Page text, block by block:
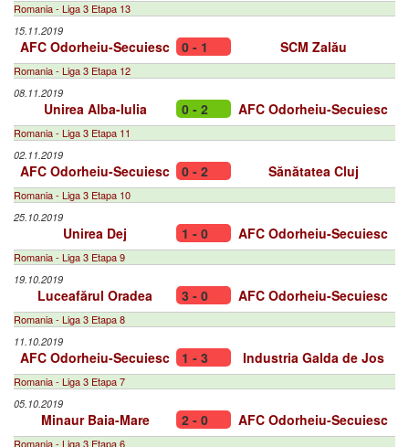
Romania - Liga 3 Etapa 13
15.11.2019
AFC Odorheiu-Secuiesc 0 - 1 SCM Zalău
Romania - Liga 3 Etapa 12
08.11.2019
Unirea Alba-Iulia 0 - 2 AFC Odorheiu-Secuiesc
Romania - Liga 3 Etapa 11
02.11.2019
AFC Odorheiu-Secuiesc 0 - 2 Sănătatea Cluj
Romania - Liga 3 Etapa 10
25.10.2019
Unirea Dej 1 - 0 AFC Odorheiu-Secuiesc
Romania - Liga 3 Etapa 9
19.10.2019
Luceafărul Oradea 3 - 0 AFC Odorheiu-Secuiesc
Romania - Liga 3 Etapa 8
11.10.2019
AFC Odorheiu-Secuiesc 1 - 3 Industria Galda de Jos
Romania - Liga 3 Etapa 7
05.10.2019
Minaur Baia-Mare 2 - 0 AFC Odorheiu-Secuiesc
Romania - Liga 3 Etapa 6